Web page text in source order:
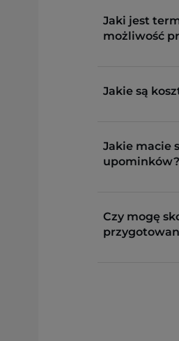
Jaki jest
możliwość
Jakie są
Jakie macie
upominków?
Czy mogę